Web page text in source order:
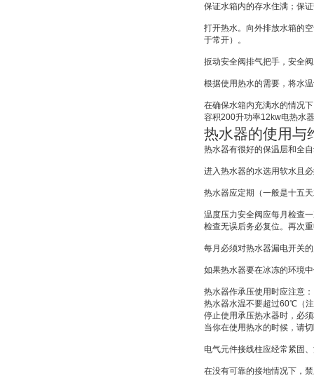
保证水箱内的存水住满；保
打开热水。向外排放水箱的
于常开）。
扳动安全阀排气把手，安全
根据使用热水的需要，将水
在确保水箱内充满水的情况
容积200升功率12kw电热水器
热水器的使用与
热水器有很好的保温层和全
进入热水器的水选用软水且
热水器应定期（一般是十五
温度压力安全阀应每月检查
检查无误后务必复位。再次
每月必须对热水器漏电开关
如果热水器要在冰冻的环境
热水器作承压使用时应注意：
热水器水温不要超过60℃ （
停止使用承压热水器时，必
当你在使用热水的时候，请
电气元件接线柱应经常紧固
在没有可靠的接地情况下，